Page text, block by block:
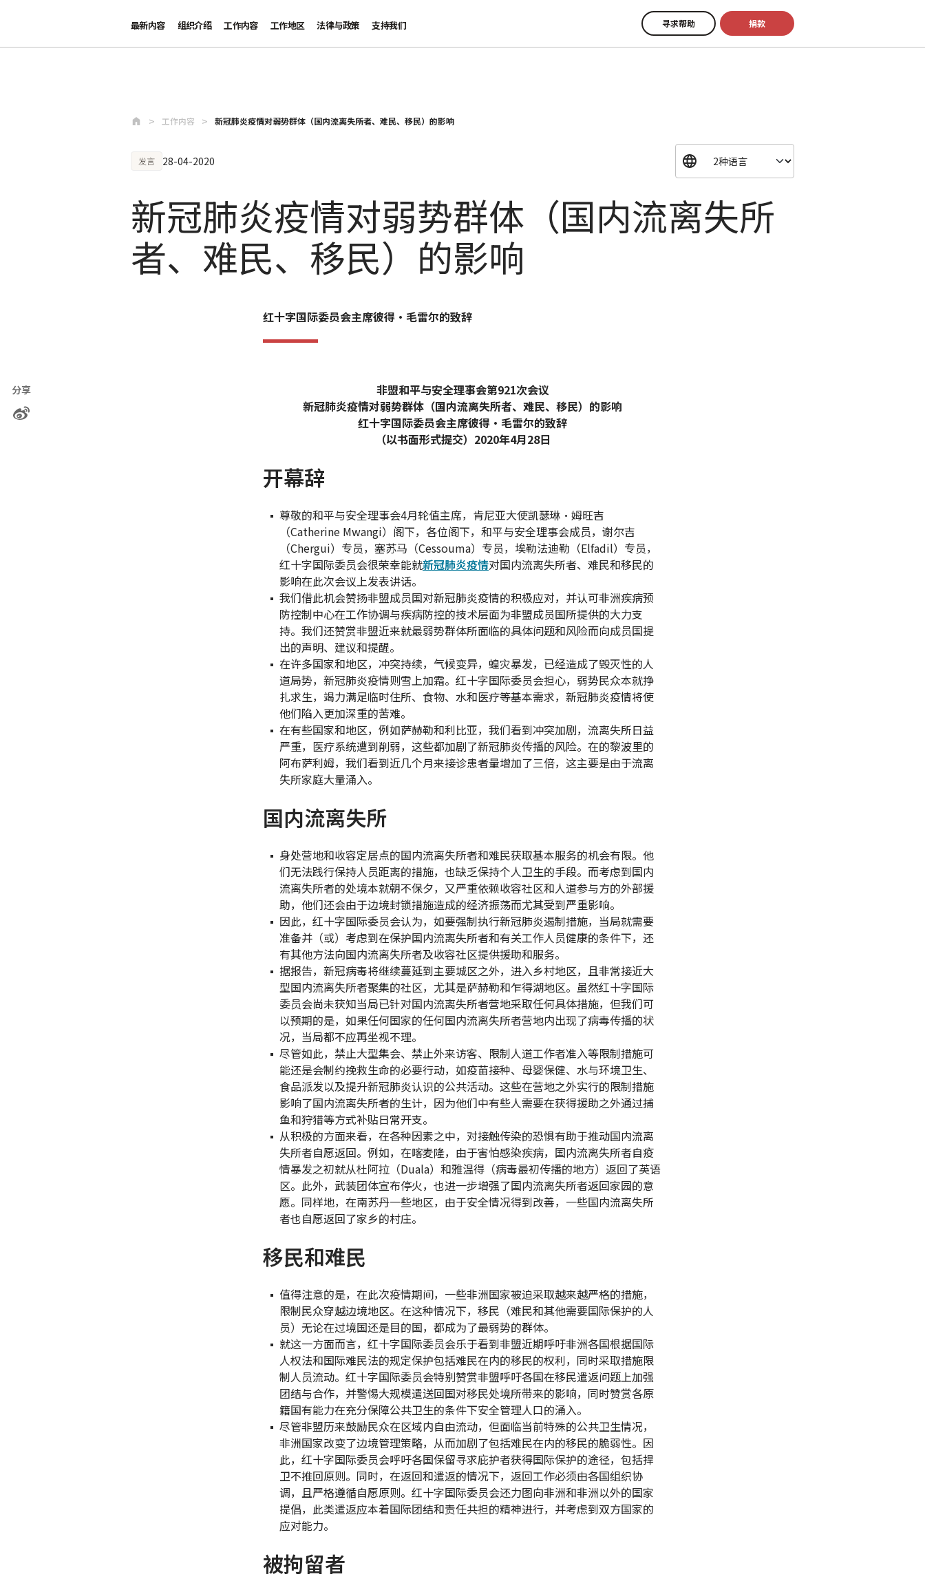
最新内容 组织介绍 工作内容 工作地区 法律与政策 支持我们 寻求帮助 捐款
工作内容 新冠肺炎疫情对弱势群体（国内流离失所者、难民、移民）的影响
发言 28-04-2020
新冠肺炎疫情对弱势群体（国内流离失所
者、难民、移民）的影响
红十字国际委员会主席彼得·毛雷尔的致辞
分享
非盟和平与安全理事会第921次会议
新冠肺炎疫情对弱势群体（国内流离失所者、难民、移民）的影响
红十字国际委员会主席彼得·毛雷尔的致辞
（以书面形式提交）2020年4月28日
开幕辞
尊敬的和平与安全理事会4月轮值主席，肯尼亚大使凯瑟琳·姆旺吉
（Catherine Mwangi）阁下，各位阁下，和平与安全理事会成员，谢尔吉
（Chergui）专员，塞苏马（Cessouma）专员，埃勒法迪勒（Elfadil）专员，
红十字国际委员会很荣幸能就新冠肺炎疫情对国内流离失所者、难民和移民的
影响在此次会议上发表讲话。
我们借此机会赞扬非盟成员国对新冠肺炎疫情的积极应对，并认可非洲疾病预
防控制中心在工作协调与疾病防控的技术层面为非盟成员国所提供的大力支
持。我们还赞赏非盟近来就最弱势群体所面临的具体问题和风险而向成员国提
出的声明、建议和提醒。
在许多国家和地区，冲突持续，气候变异，蝗灾暴发，已经造成了毁灭性的人
道局势，新冠肺炎疫情则雪上加霜。红十字国际委员会担心，弱势民众本就挣
扎求生，竭力满足临时住所、食物、水和医疗等基本需求，新冠肺炎疫情将使
他们陷入更加深重的苦难。
在有些国家和地区，例如萨赫勒和利比亚，我们看到冲突加剧，流离失所日益
严重，医疗系统遭到削弱，这些都加剧了新冠肺炎传播的风险。在的黎波里的
阿布萨利姆，我们看到近几个月来接诊患者量增加了三倍，这主要是由于流离
失所家庭大量涌入。
国内流离失所
身处营地和收容定居点的国内流离失所者和难民获取基本服务的机会有限。他
们无法践行保持人员距离的措施，也缺乏保持个人卫生的手段。而考虑到国内
流离失所者的处境本就朝不保夕，又严重依赖收容社区和人道参与方的外部援
助，他们还会由于边境封锁措施造成的经济振荡而尤其受到严重影响。
因此，红十字国际委员会认为，如要强制执行新冠肺炎遏制措施，当局就需要
准备并（或）考虑到在保护国内流离失所者和有关工作人员健康的条件下，还
有其他方法向国内流离失所者及收容社区提供援助和服务。
据报告，新冠病毒将继续蔓延到主要城区之外，进入乡村地区，且非常接近大
型国内流离失所者聚集的社区，尤其是萨赫勒和乍得湖地区。虽然红十字国际
委员会尚未获知当局已针对国内流离失所者营地采取任何具体措施，但我们可
以预期的是，如果任何国家的任何国内流离失所者营地内出现了病毒传播的状
况，当局都不应再坐视不理。
尽管如此，禁止大型集会、禁止外来访客、限制人道工作者准入等限制措施可
能还是会制约挽救生命的必要行动，如疫苗接种、母婴保健、水与环境卫生、
食品派发以及提升新冠肺炎认识的公共活动。这些在营地之外实行的限制措施
影响了国内流离失所者的生计，因为他们中有些人需要在获得援助之外通过捕
鱼和狩猎等方式补贴日常开支。
从积极的方面来看，在各种因素之中，对接触传染的恐惧有助于推动国内流离
失所者自愿返回。例如，在喀麦隆，由于害怕感染疾病，国内流离失所者自疫
情暴发之初就从杜阿拉（Duala）和雅温得（病毒最初传播的地方）返回了英语
区。此外，武装团体宣布停火，也进一步增强了国内流离失所者返回家园的意
愿。同样地，在南苏丹一些地区，由于安全情况得到改善，一些国内流离失所
者也自愿返回了家乡的村庄。
移民和难民
值得注意的是，在此次疫情期间，一些非洲国家被迫采取越来越严格的措施，
限制民众穿越边境地区。在这种情况下，移民（难民和其他需要国际保护的人
员）无论在过境国还是目的国，都成为了最弱势的群体。
就这一方面而言，红十字国际委员会乐于看到非盟近期呼吁非洲各国根据国际
人权法和国际难民法的规定保护包括难民在内的移民的权利，同时采取措施限
制人员流动。红十字国际委员会特别赞赏非盟呼吁各国在移民遣返问题上加强
团结与合作，并警惕大规模遣送回国对移民处境所带来的影响，同时赞赏各原
籍国有能力在充分保障公共卫生的条件下安全管理人口的涌入。
尽管非盟历来鼓励民众在区域内自由流动，但面临当前特殊的公共卫生情况，
非洲国家改变了边境管理策略，从而加剧了包括难民在内的移民的脆弱性。因
此，红十字国际委员会呼吁各国保留寻求庇护者获得国际保护的途径，包括捍
卫不推回原则。同时，在返回和遣返的情况下，返回工作必须由各国组织协
调，且严格遵循自愿原则。红十字国际委员会还力图向非洲和非洲以外的国家
提倡，此类遣返应本着国际团结和责任共担的精神进行，并考虑到双方国家的
应对能力。
被拘留者